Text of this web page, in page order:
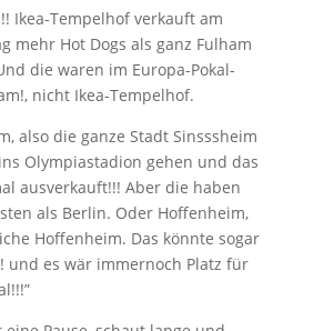
Ikea-Tempelhof verkauft am
mehr Hot Dogs als ganz Fulham
die waren im Europa-Pokal-
nicht Ikea-Tempelhof.
also die ganze Stadt Sinsssheim
Olympiastadion gehen und das
ausverkauft!!! Aber die haben
als Berlin. Oder Hoffenheim,
Hoffenheim. Das könnte sogar
und es wär immernoch Platz für